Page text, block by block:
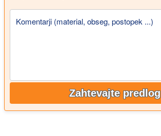
Komentarji (material, obseg, postopek ...)
Zahtevajte predlog